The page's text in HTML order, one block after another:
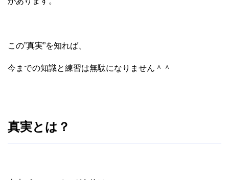
この”真実”を知れば、
今までの知識と練習は無駄になりません＾＾
真実とは？